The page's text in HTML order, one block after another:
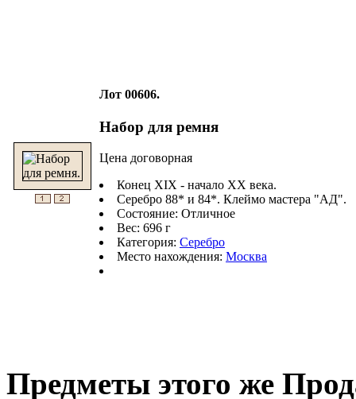
Лот 00606.
Набор для ремня
Цена договорная
Конец XIX - начало ХХ века.
Серебро 88* и 84*. Клеймо мастера "АД".
Состояние: Отличное
Вес: 696 г
Категория: Серебро
Место нахождения: Москва
Предметы этого же